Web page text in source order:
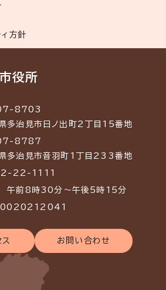
方針
役所
8703
多治見市日ノ出町2丁目15番地
8787
多治見市音羽町1丁目233番地
22-1111
午前8時30分～午後5時15分
お問い合わせ